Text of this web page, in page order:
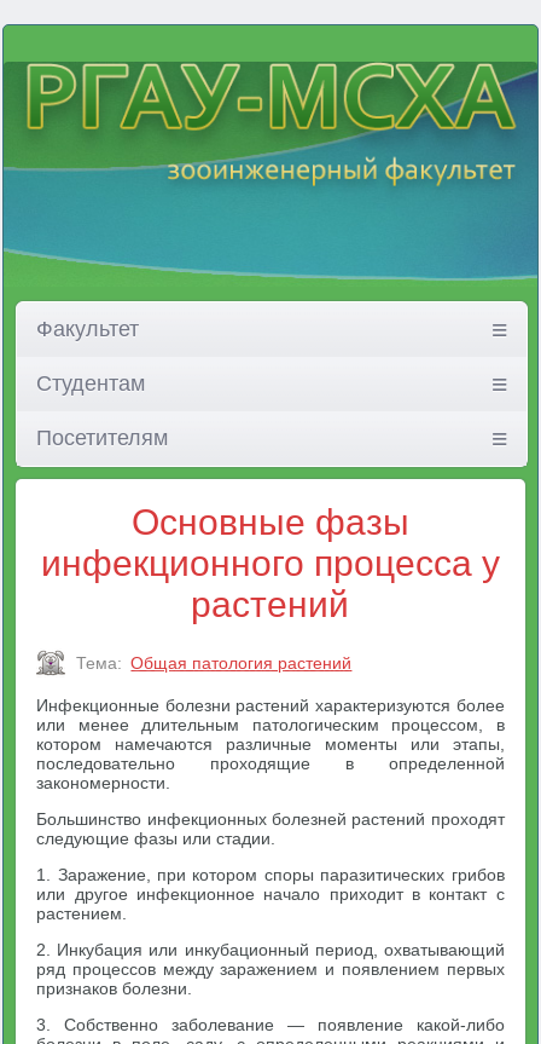
Факультет
Студентам
Посетителям
Основные фазы
инфекционного процесса у
растений
Тема: Общая патология растений
Инфекционные болезни растений характеризуются более
или менее длительным патологическим процессом, в
котором намечаются различные моменты или этапы,
последовательно проходящие в определенной
закономерности.
Большинство инфекционных болезней растений проходят
следующие фазы или стадии.
1. Заражение, при котором споры паразитических грибов
или другое инфекционное начало приходит в контакт с
растением.
2. Инкубация или инкубационный период, охватывающий
ряд процессов между заражением и появлением первых
признаков болезни.
3. Собственно заболевание — появление какой-либо